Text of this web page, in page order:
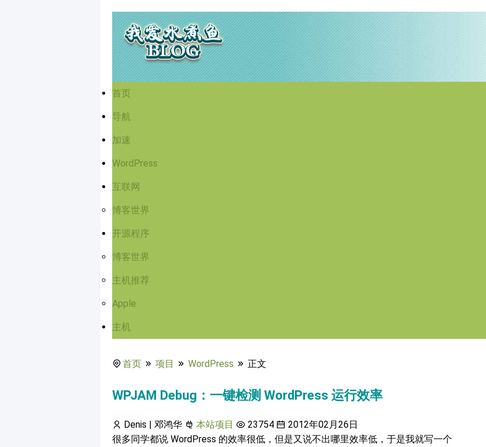
首页
导航
加速
WordPress
互联网
博客世界
开源程序
博客世界
主机推荐
Apple
主机
首页 项目 WordPress 正文
WPJAM Debug：一键检测 WordPress 运行效率
Denis | 邓鸿华 本站项目 23754
2012年02月26日
很多同学都说 WordPress 的效率很低，但是又说不出哪里效率低，于是我就写一个